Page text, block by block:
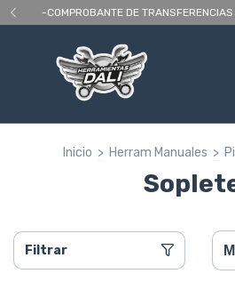
-COMPROBANTE DE
Inicio > Herram Manuales >
Filtrar